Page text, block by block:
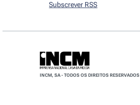
Subscrever RSS
INCM, SA - TODOS OS DIREITOS RESERVADOS